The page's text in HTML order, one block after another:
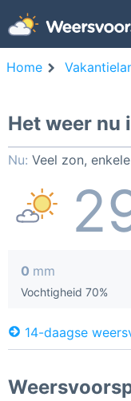
Home
Het weer nu
Nu: Veel zon,
0 mm
Vochtigheid 70%
14-daagse